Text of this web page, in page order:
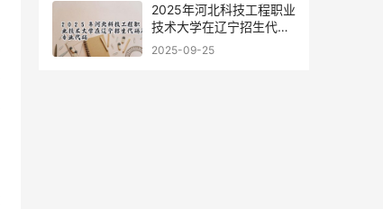
2025年河北科技工程职业
技术大学在辽宁招生代码
及专业代码
2025-09-25